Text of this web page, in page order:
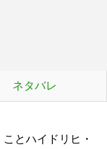
ネタバレ
とハイドリヒ・